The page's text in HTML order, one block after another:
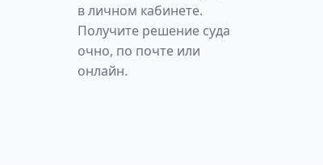
в личном кабинете.
Получите решение суда
очно, по почте или
онлайн.